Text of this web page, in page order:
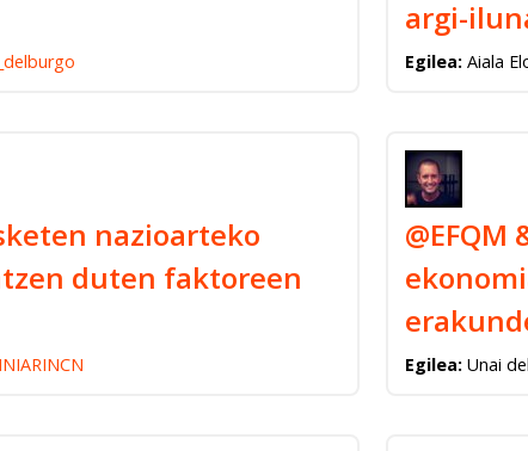
argi-
Egilea: Aiala
nazioarteko
duten faktoreen
Egilea: Unai